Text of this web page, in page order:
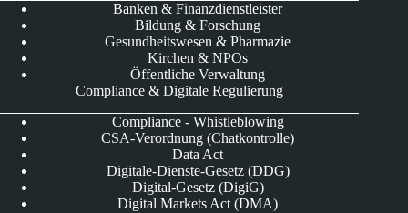
Banken & Finanzdienstleister
Bildung & Forschung
Gesundheitswesen & Pharmazie
Kirchen & NPOs
Öffentliche Verwaltung
Compliance & Digitale Regulierung
Compliance - Whistleblowing
CSA-Verordnung (Chatkontrolle)
Data Act
Digitale-Dienste-Gesetz (DDG)
Digital-Gesetz (DigiG)
Digital Markets Act (DMA)